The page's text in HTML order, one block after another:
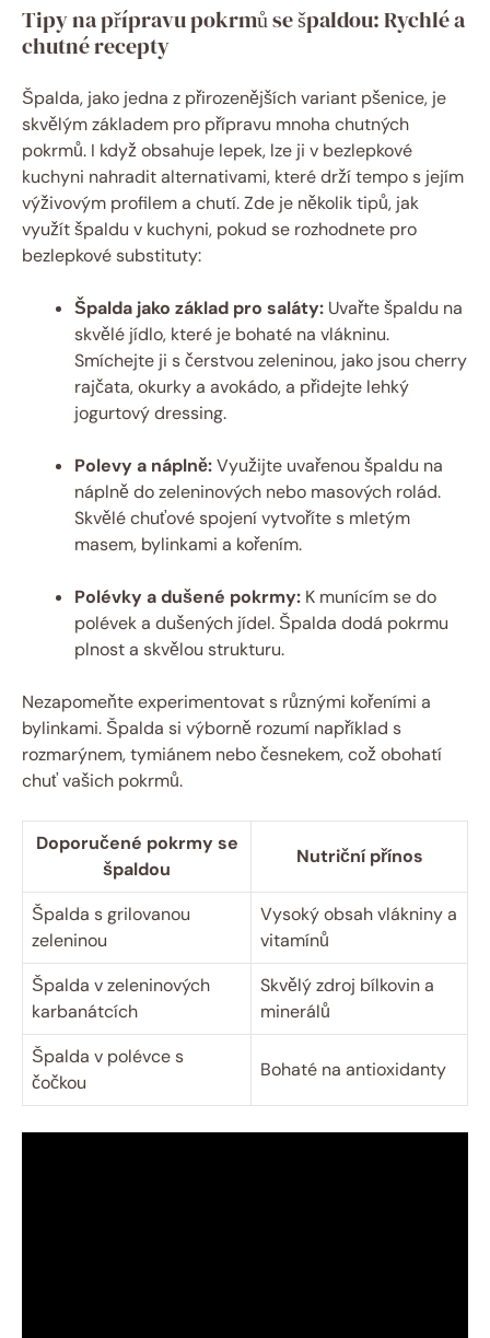
Tipy na přípravu pokrmů‌ se​ špaldou: Rychlé a
chutné recepty
Špalda, jako jedna z přirozenějších ​variant pšenice, ⁤je
skvělým základem pro přípravu ⁣mnoha‍ chutných⁢
pokrmů. I ‍když ⁣obsahuje⁢ lepek,‌ lze ji v bezlepkové
kuchyni⁣ nahradit alternativami, ‌které drží tempo s jejím
výživovým profilem⁢ a chutí. Zde je několik tipů, jak‌
využít špaldu v kuchyni, pokud se rozhodnete pro
bezlepkové substituty:
Špalda jako základ pro saláty: Uvařte špaldu na
skvělé jídlo, které‍ je bohaté na vlákninu.
Smíchejte ji s čerstvou zeleninou, jako jsou ​cherry
rajčata, ​okurky ‍a avokádo, a přidejte lehký
jogurtový dressing.
Polevy a ‍náplně:‍Využijte uvařenou špaldu ‍na
náplně do‍ zeleninových nebo⁤ masových rolád.
Skvělé​ chuťové spojení vytvoříte s mletým
masem, bylinkami a kořením.
Polévky a dušené‌ pokrmy: K munícím​ se do
polévek⁤ a​ dušených jídel. ​Špalda dodá pokrmu
plnost ‍a skvělou strukturu.
Nezapomeňte experimentovat s různými kořeními a
bylinkami.⁢ Špalda ⁣si výborně ⁤rozumí například s
rozmarýnem, tymiánem nebo česnekem, což obohatí
chuť vašich pokrmů.
Doporučené pokrmy se
špaldou
Nutriční ​přínos
Špalda s ⁢grilovanou‌
zeleninou
Vysoký obsah vlákniny a
vitamínů
Špalda v zeleninových
karbanátcích
Skvělý zdroj bílkovin a
minerálů
Špalda v​ polévce ‍s
čočkou
Bohaté na antioxidanty